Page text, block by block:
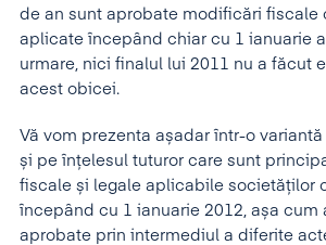
de an sunt aprobate modificări fiscale
aplicate începând chiar cu 1 ianuarie
urmare, nici finalul lui 2011 nu a făcut
acest obicei.
Vă vom prezenta așadar într-o
și pe înțelesul tuturor care sunt
fiscale și legale aplicabile societăților
începând cu 1 ianuarie 2012, așa cum
aprobate prin intermediul a diferite